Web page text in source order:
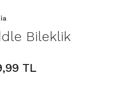
Bileklik
TL